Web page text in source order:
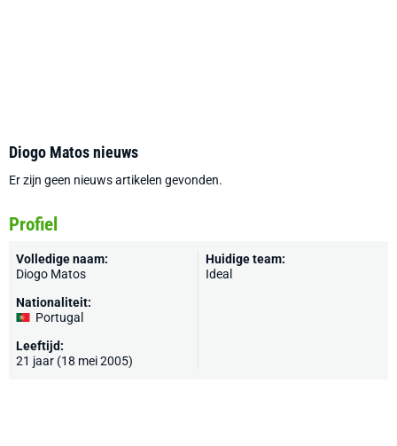
Diogo Matos nieuws
Er zijn geen nieuws artikelen gevonden.
Profiel
Volledige naam:
Diogo Matos
Nationaliteit:
Portugal
Leeftijd:
21 jaar (18 mei 2005)
Huidige team:
Ideal